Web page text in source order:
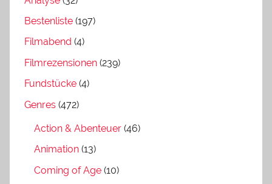
Bestenliste (197)
Filmabend (4)
Filmrezensionen (239)
Fundstücke (4)
Genres (472)
Action & Abenteuer (46)
Animation (13)
Coming of Age (10)